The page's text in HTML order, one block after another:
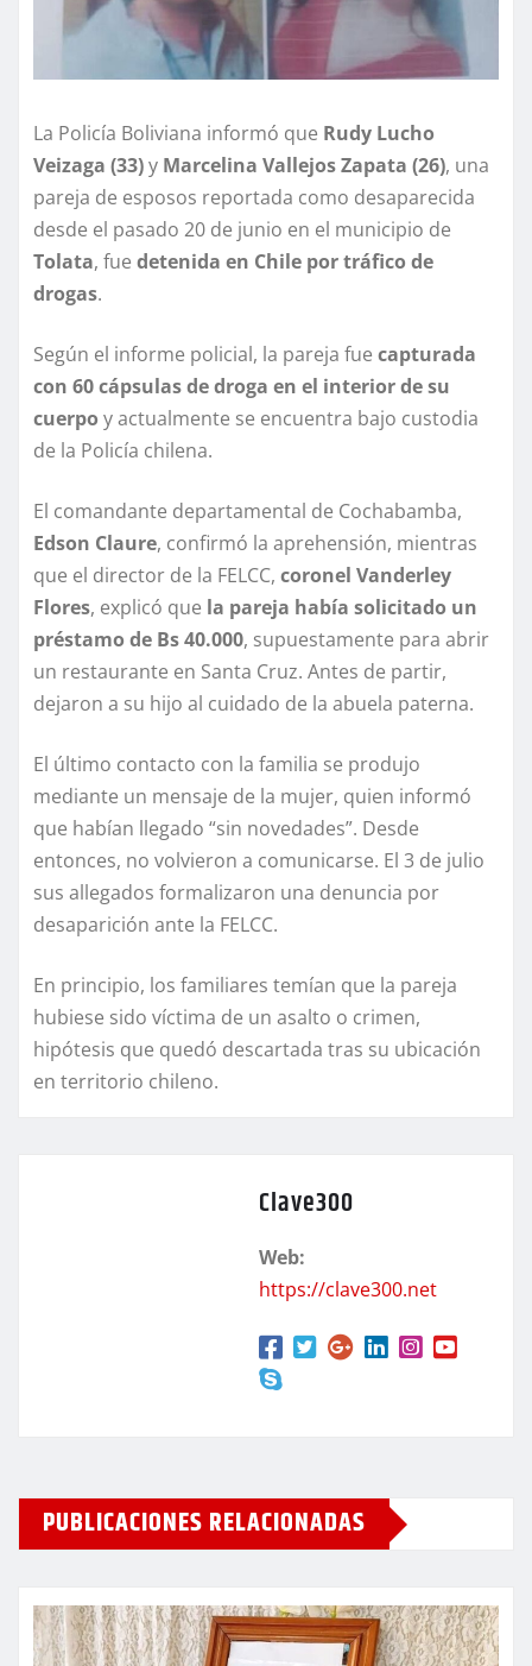
La Policía Boliviana informó que Rudy Lucho
Veizaga (33)y Marcelina Vallejos Zapata (26), una
pareja de esposos reportada como desaparecida
desde el pasado 20 de junio en el municipio de
Tolata, fue detenida en Chile por tráfico de
drogas.
Según el informe policial, la pareja fue capturada
con 60 cápsulas de droga en el interior de su
cuerpo y actualmente se encuentra bajo custodia
de la Policía chilena.
El comandante departamental de Cochabamba,
Edson Claure, confirmó la aprehensión, mientras
que el director de la FELCC, coronel Vanderley
Flores, explicó que la pareja había solicitado un
préstamo de Bs 40.000, supuestamente para abrir
un restaurante en Santa Cruz. Antes de partir,
dejaron a su hijo al cuidado de la abuela paterna.
El último contacto con la familia se produjo
mediante un mensaje de la mujer, quien informó
que habían llegado “sin novedades”. Desde
entonces, no volvieron a comunicarse. El 3 de julio
sus allegados formalizaron una denuncia por
desaparición ante la FELCC.
En principio, los familiares temían que la pareja
hubiese sido víctima de un asalto o crimen,
hipótesis que quedó descartada tras su ubicación
en territorio chileno.
Clave300
Web:
https://clave300.net
PUBLICACIONES RELACIONADAS